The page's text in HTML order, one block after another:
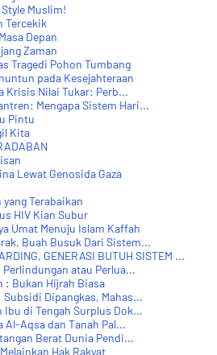
Muslim!
Tercekik
Depan
Zaman
Tragedi Pohon Tumbang
pada Kesejahteraan
Krisis Nilai Tukar: Perb...
Mengapa Sistem Hari...
Pintu
Kita
Lewat Genosida Gaza
Terabaikan
HIV Kian Subur
Umat Menuju Islam Kaffah
Buah Busuk Dari Sistem...
GENERASI BUTUH SISTEM ...
atau Perlua...
: Bukan Hijrah Biasa
Subsidi Dipangkas, Mahas...
di Tengah Surplus Dok...
Al-Aqsa dan Tanah Pal...
Berat Dunia Pendi...
Hak Rakyat